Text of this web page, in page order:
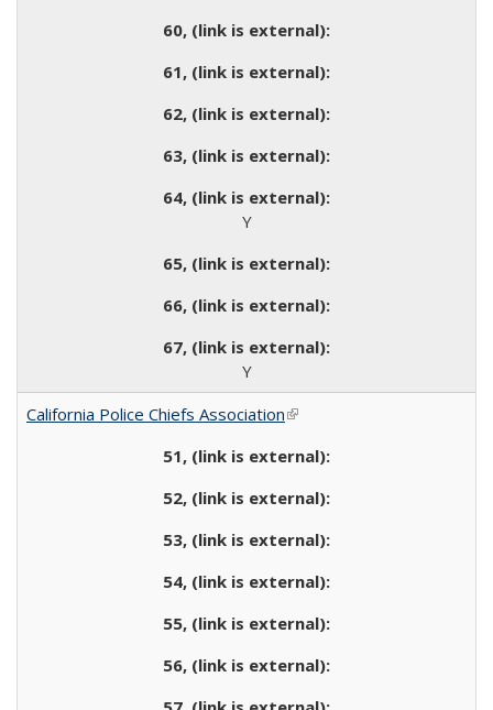
Y
Y
California Police Chiefs Association(link is external)